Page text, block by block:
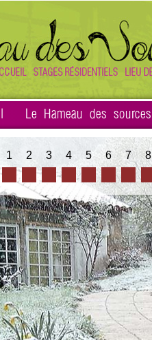
Le Hameau des sources
1 2 3 4 5 6 7 8